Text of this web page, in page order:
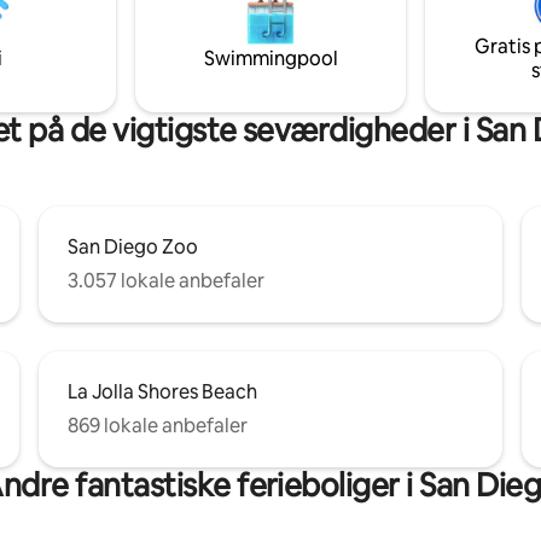
Swimmingpool
Gratis
på de vigtigste seværdigheder i San
San Diego Zoo
3.057 lokale anbefaler
La Jolla Shores Beach
869 lokale anbefaler
fantastiske ferieboliger i San